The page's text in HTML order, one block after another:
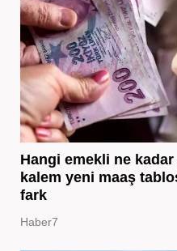
Hangi emekli ne
kalem yeni maaş
fark
Haber7